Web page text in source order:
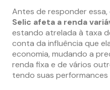
Antes de responder
Selic afeta a renda
estando atrelada à taxa
conta da influência que
economia, mudando a
renda fixa e de vários
tendo suas